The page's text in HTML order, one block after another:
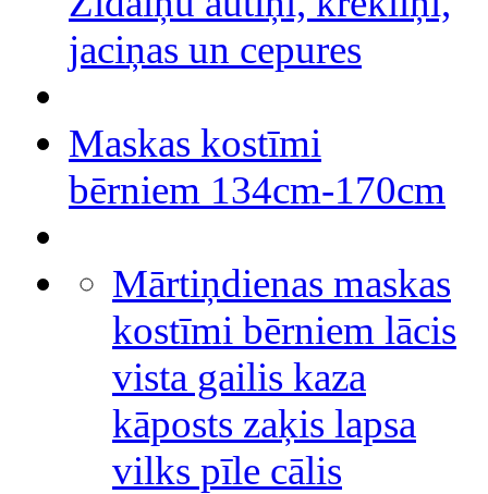
jaciņas un cepures
Maskas kostīmi
bērniem 134cm-170cm
Mārtiņdienas maskas
kostīmi bērniem lācis
vista gailis kaza
kāposts zaķis lapsa
vilks pīle cālis